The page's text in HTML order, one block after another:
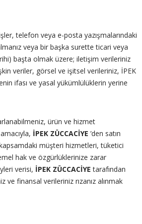
telefon veya e-posta yazışmalarındaki
veya bir başka surette ticari veya
başta olmak üzere; iletişim verileriniz
veriler, görsel ve işitsel verileriniz, İPEK
ifası ve yasal yükümlülüklerin yerine
ürün ve hizmet
İPEK ZÜCCACİYE ’den satın
kapsamdaki müşteri hizmetleri, tüketici
hak ve özgürlüklerinize zarar
verisi, İPEK ZÜCCACİYE tarafından
ve finansal verileriniz rızanız alınmak